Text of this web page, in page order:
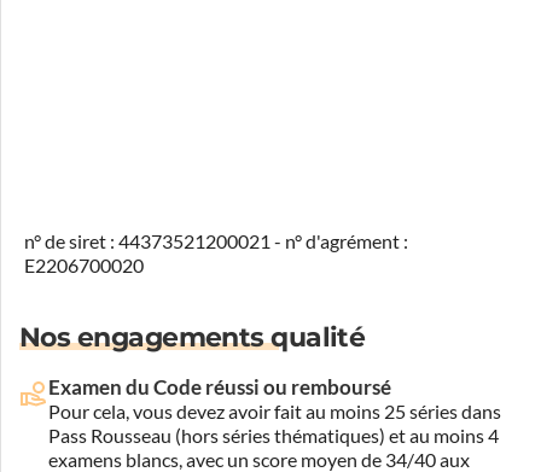
n° de siret : 44373521200021 - n° d'agrément :
E2206700020
Nos engagements qualité
Examen du Code réussi ou remboursé
Pour cela, vous devez avoir fait au moins 25 séries dans
Pass Rousseau (hors séries thématiques) et au moins 4
examens blancs, avec un score moyen de 34/40 aux